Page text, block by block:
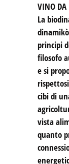
VINO DA
La
principi
filosofo
e si
cibi di
vista
quanto